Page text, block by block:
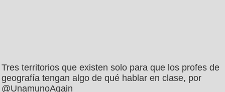
Tres territorios que existen solo para que los profes de
geografía tengan algo de qué hablar en clase, por
@UnamunoAgain